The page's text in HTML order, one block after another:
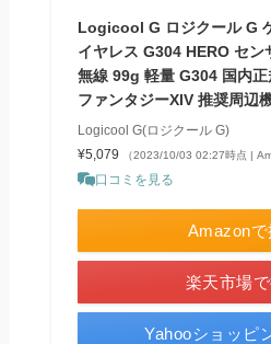
Logicool G ロジクール G
イヤレス G304 HERO セン
無線 99g 軽量 G304 国内
ファンタジーXIV 推奨周辺機
Logicool G(ロジクール G)
¥5,079
（2023/10/03 02:27時点 |
口コミを見る
Amazonで
楽天市場
Yahooショッピ